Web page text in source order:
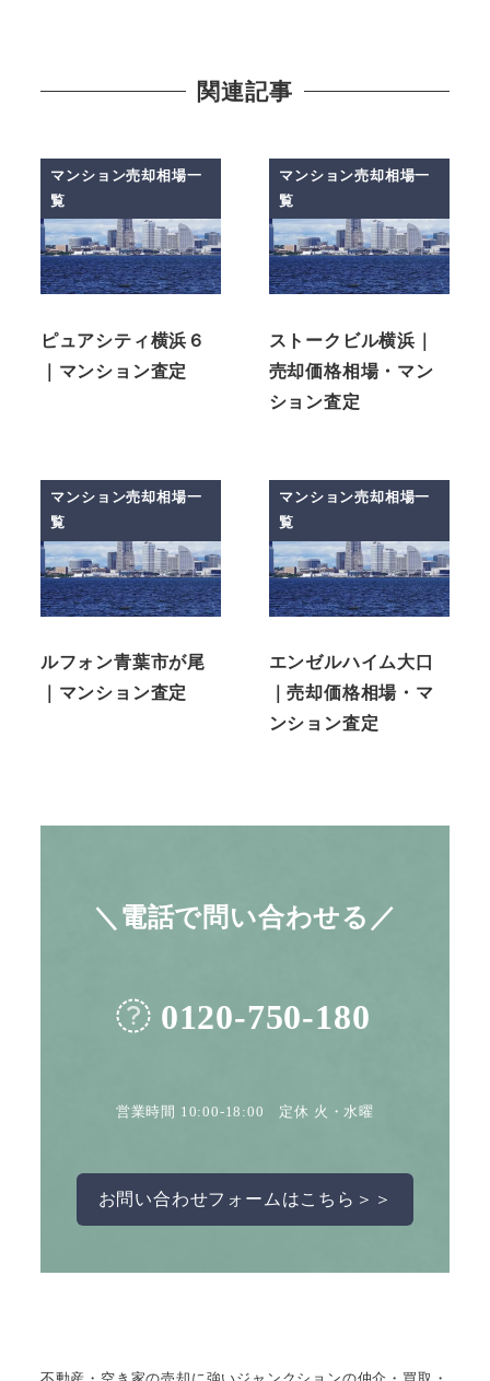
関連記事
マンション売却相場一
覧
ピュアシティ横浜６
｜マンション査定
マンション売却相場一
覧
ストークビル横浜｜
売却価格相場・マン
ション査定
マンション売却相場一
覧
ルフォン青葉市が尾
｜マンション査定
マンション売却相場一
覧
エンゼルハイム大口
｜売却価格相場・マ
ンション査定
＼電話で問い合わせる／
0120-750-180
営業時間 10:00-18:00 定休 火・水曜
お問い合わせフォームはこちら＞＞